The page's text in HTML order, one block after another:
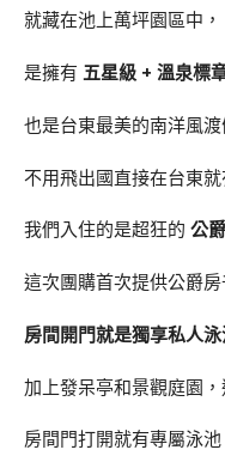
就藏在池上萬坪園區中，
是擁有 五星級 + 溫泉標
也是台東最美的南洋風渡
不用飛出國直接在台東
我們入住的是超狂的 公
這次團購首次提供公爵
房間開門就是獨享私人
加上發呆亭和景觀庭園
房間門打開就有專屬泳